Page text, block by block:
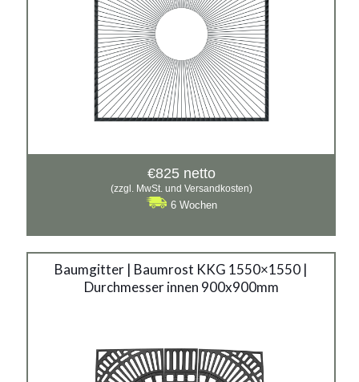
€825 netto
(zzgl. MwSt. und Versandkosten)
6 Wochen
Baumgitter | Baumrost KKG 1550×1550 |
Durchmesser innen 900x900mm